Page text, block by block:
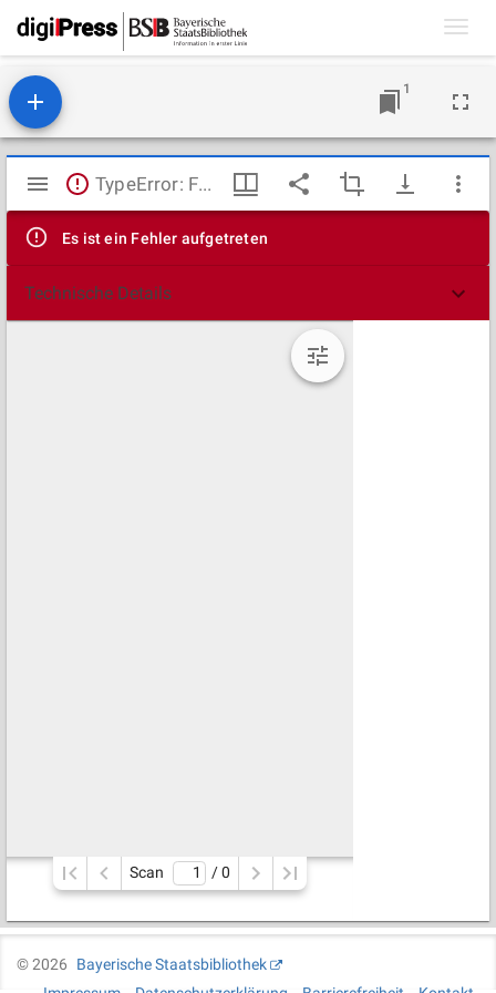
1
Mirador
Viewer
TypeError: Failed to fetch
Es ist ein Fehler aufgetreten
Technische Details
Scan / 0
©2026
Bayerische Staatsbibliothek